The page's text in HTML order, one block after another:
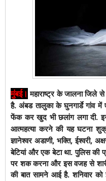
मुंबई। महाराष्ट्र के जालना जिले
है. अंबड तालुका के घुनगार्डे गांव में
फेंक कर खुद भी छलांग लगा दी. इस
आत्महत्या करने की यह घटना
ज्ञानेश्वर अडाणी, भक्ति, ईश्वरी,
बेटियां और एक बेटा था.पुलिस की
पर शक करना और इस वजह से
की बात सामने आई है. शनिवार को